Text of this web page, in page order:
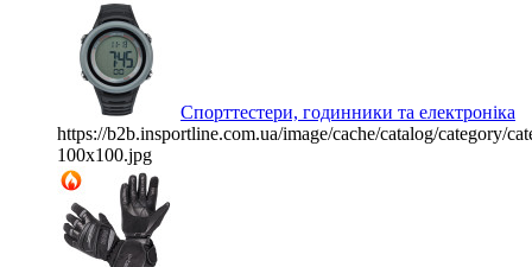
Спорттестери, годинники та електроніка
https://b2b.insportline.com.ua/image/cache/catalog/category/
100x100.jpg